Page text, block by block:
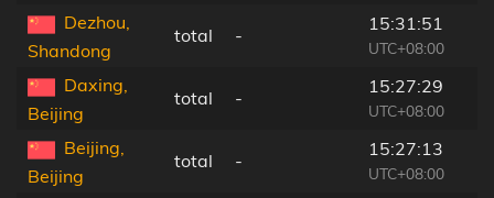
Dezhou,
Shandong
total -
15:31:51
UTC+08:00
Daxing,
Beijing
total -
15:27:29
UTC+08:00
Beijing,
Beijing
total -
15:27:13
UTC+08:00